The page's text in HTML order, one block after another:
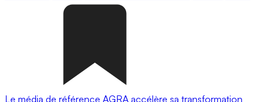
Le média de référence AGRA accélère sa transformation